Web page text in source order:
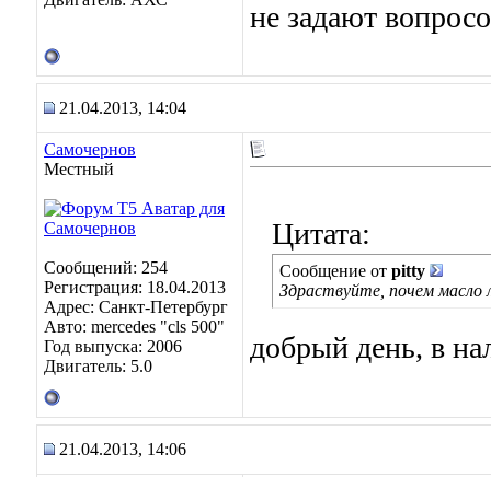
не задают
21.04.2013, 14:04
Самочернов
Местный
Сообщений: 254
Регистрация: 18.04.2013
Адрес: Санкт-Петербург
Авто: mercedes "cls 500"
Год выпуска: 2006
Двигатель: 5.0
Цитата:
Сообщение от pitty
Здраствуйте, почем масло
добрый день, в
21.04.2013, 14:06